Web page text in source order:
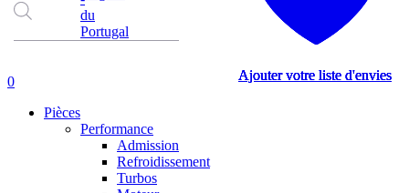
account
0
Pièces
Performance
Admission
Refroidissement
Turbos
Ajouter votre liste d'envies
Ajouter votre liste d'envies
Ajouter votre liste d'envies
Ajouter votre liste d'envies